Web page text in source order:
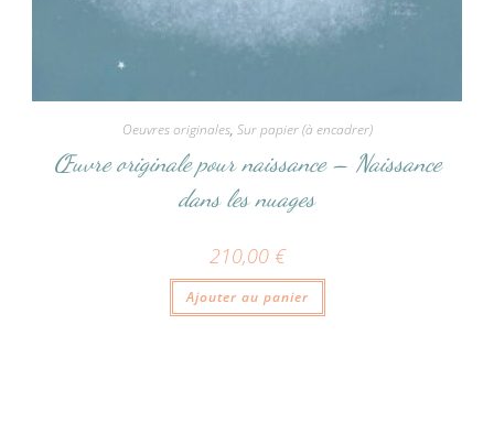
Oeuvres originales, Sur papier (à encadrer)
Œuvre originale pour naissance – Naissance
dans les nuages
210,00 €
Ajouter au panier